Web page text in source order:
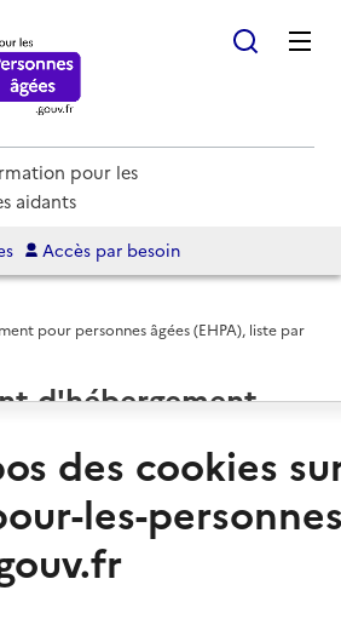
pour les
aidants
Accès par besoin
pour personnes âgées (EHPA), liste par
d'hébergement
âgées (EHPA),
les annuaires, les établissements et
la «présentation des
des cookies
les-